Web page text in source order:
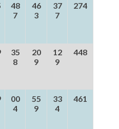
48
7
46
3
37
7
274
35
8
20
9
12
9
448
00
4
55
9
33
4
461